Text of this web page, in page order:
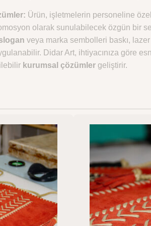
Ürün, işletmelerin personeline
olarak sunulabilecek özgün bir
veya marka sembolleri baskı,
Didar Art, ihtiyacınıza göre
kurumsal çözümlergeliştirir.